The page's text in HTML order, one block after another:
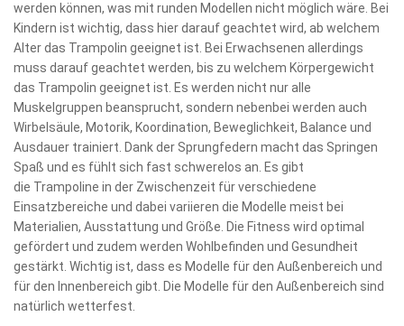
werden können, was mit runden Modellen nicht möglich wäre. Bei
Kindern ist wichtig, dass hier darauf geachtet wird, ab welchem
Alter das Trampolin geeignet ist. Bei Erwachsenen allerdings
muss darauf geachtet werden, bis zu welchem Körpergewicht
das Trampolin geeignet ist. Es werden nicht nur alle
Muskelgruppen beansprucht, sondern nebenbei werden auch
Wirbelsäule, Motorik, Koordination, Beweglichkeit, Balance und
Ausdauer trainiert. Dank der Sprungfedern macht das Springen
Spaß und es fühlt sich fast schwerelos an. Es gibt
die Trampoline in der Zwischenzeit für verschiedene
Einsatzbereiche und dabei variieren die Modelle meist bei
Materialien, Ausstattung und Größe. Die Fitness wird optimal
gefördert und zudem werden Wohlbefinden und Gesundheit
gestärkt. Wichtig ist, dass es Modelle für den Außenbereich und
für den Innenbereich gibt. Die Modelle für den Außenbereich sind
natürlich wetterfest.